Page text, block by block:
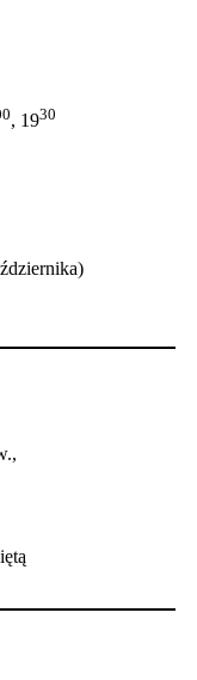
, 1930